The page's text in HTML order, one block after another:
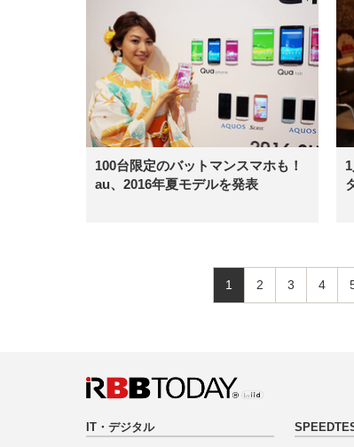
100台限定のバットマンスマホも！
au、2016年夏モデルを発表
1 2 3 4
IT・デジタル